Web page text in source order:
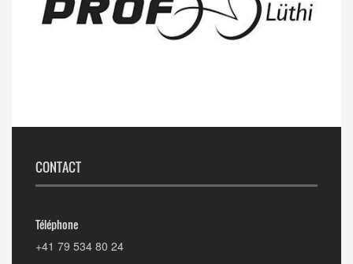
CONTACT
Téléphone
+41 79 534 80 24